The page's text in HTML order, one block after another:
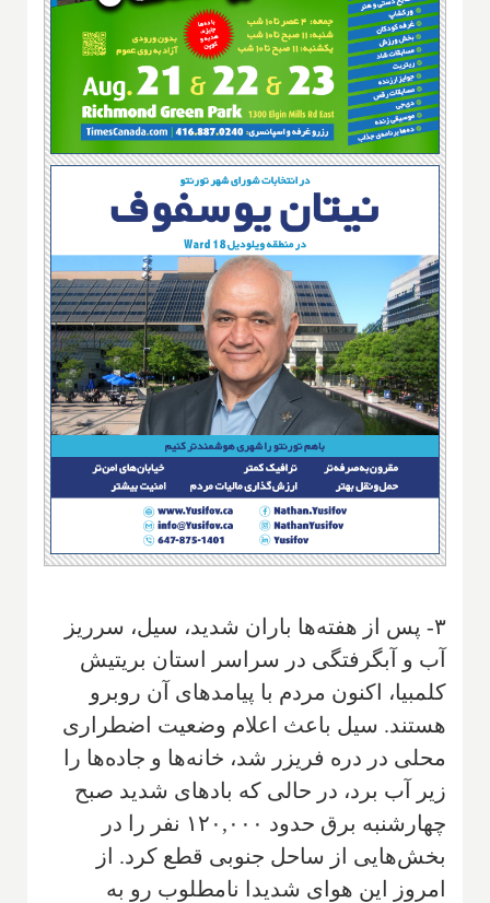
۳- پس از هفته‌ها باران شدید، سیل، سرریز
آب و آبگرفتگی در سراسر استان بریتیش
کلمبیا، اکنون مردم با پیامدهای آن روبرو
هستند. سیل باعث اعلام وضعیت اضطراری
محلی در دره فریزر شد، خانه‌ها و جاده‌ها را
زیر آب برد، در حالی که بادهای شدید صبح
چهارشنبه برق حدود ۱۲۰,۰۰۰ نفر را در
بخش‌هایی از ساحل جنوبی قطع کرد. از
امروز این هوای شدیدا نامطلوب رو به